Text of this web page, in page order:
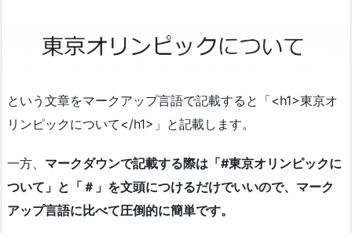
という文章をマークアップ言語で記載すると「<h1>東京オ
リンピックについて</h1>」と記載します。
一方、 マークダウンで記載する際は「#東京オリンピックに
ついて」と「＃」を文頭につけるだけでいいので、マーク
アップ言語に比べて圧倒的に簡単です。